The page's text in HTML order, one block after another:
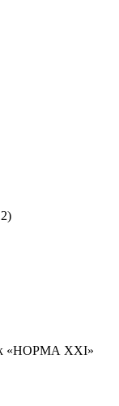
«НОРМА XXI»